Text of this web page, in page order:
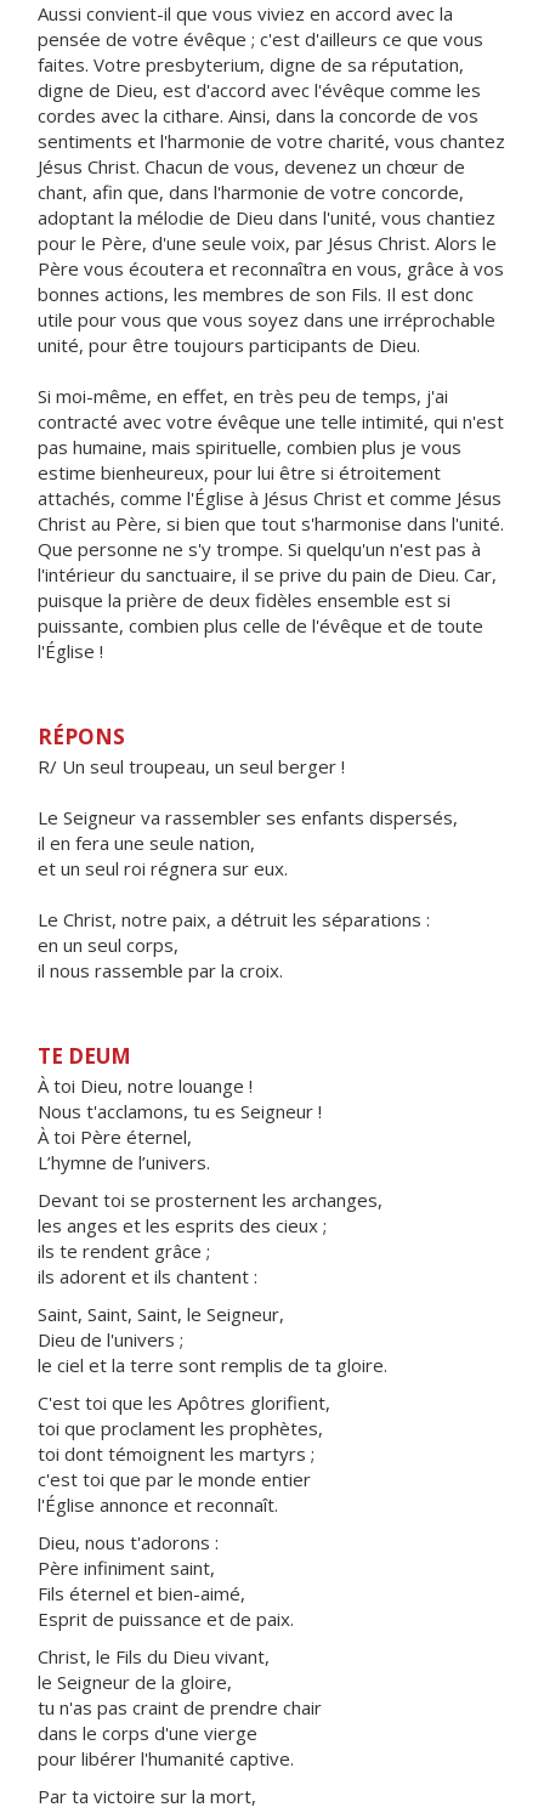
Aussi convient-il que vous viviez en accord avec la
pensée de votre évêque ; c'est d'ailleurs ce que vous
faites. Votre presbyterium, digne de sa réputation,
digne de Dieu, est d'accord avec l'évêque comme les
cordes avec la cithare. Ainsi, dans la concorde de vos
sentiments et l'harmonie de votre charité, vous chantez
Jésus Christ. Chacun de vous, devenez un chœur de
chant, afin que, dans l'harmonie de votre concorde,
adoptant la mélodie de Dieu dans l'unité, vous chantiez
pour le Père, d'une seule voix, par Jésus Christ. Alors le
Père vous écoutera et reconnaîtra en vous, grâce à vos
bonnes actions, les membres de son Fils. Il est donc
utile pour vous que vous soyez dans une irréprochable
unité, pour être toujours participants de Dieu.
Si moi-même, en effet, en très peu de temps, j'ai
contracté avec votre évêque une telle intimité, qui n'est
pas humaine, mais spirituelle, combien plus je vous
estime bienheureux, pour lui être si étroitement
attachés, comme l'Église à Jésus Christ et comme Jésus
Christ au Père, si bien que tout s'harmonise dans l'unité.
Que personne ne s'y trompe. Si quelqu'un n'est pas à
l'intérieur du sanctuaire, il se prive du pain de Dieu. Car,
puisque la prière de deux fidèles ensemble est si
puissante, combien plus celle de l'évêque et de toute
l'Église !
RÉPONS
R/ Un seul troupeau, un seul berger !
Le Seigneur va rassembler ses enfants dispersés,
il en fera une seule nation,
et un seul roi régnera sur eux.
Le Christ, notre paix, a détruit les séparations :
en un seul corps,
il nous rassemble par la croix.
TE DEUM
À toi Dieu, notre louange !
Nous t'acclamons, tu es Seigneur !
À toi Père éternel,
L’hymne de l’univers.
Devant toi se prosternent les archanges,
les anges et les esprits des cieux ;
ils te rendent grâce ;
ils adorent et ils chantent :
Saint, Saint, Saint, le Seigneur,
Dieu de l'univers ;
le ciel et la terre sont remplis de ta gloire.
C'est toi que les Apôtres glorifient,
toi que proclament les prophètes,
toi dont témoignent les martyrs ;
c'est toi que par le monde entier
l'Église annonce et reconnaît.
Dieu, nous t'adorons :
Père infiniment saint,
Fils éternel et bien-aimé,
Esprit de puissance et de paix.
Christ, le Fils du Dieu vivant,
le Seigneur de la gloire,
tu n'as pas craint de prendre chair
dans le corps d'une vierge
pour libérer l'humanité captive.
Par ta victoire sur la mort,